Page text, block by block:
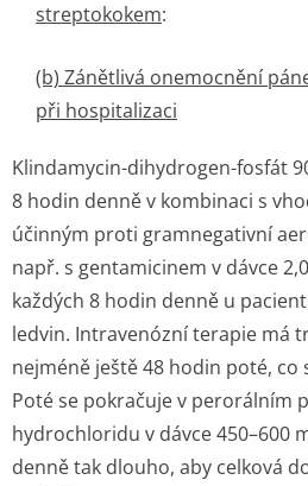
streptokokem:
(b) Zánětlivá onemocnění
při hospitalizaci
Klindamycin-dihydrogen-fosfát
8 hodin denně v kombinaci s
účinným proti gramnegativní
např. s gentamicinem v dávce
každých 8 hodin denně u
ledvin. Intravenózní terapie má
nejméně ještě 48 hodin poté, co
Poté se pokračuje v perorálním
hydrochloridu v dávce 450–600
denně tak dlouho, aby celková